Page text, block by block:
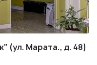
(ул. Марата., д. 48)